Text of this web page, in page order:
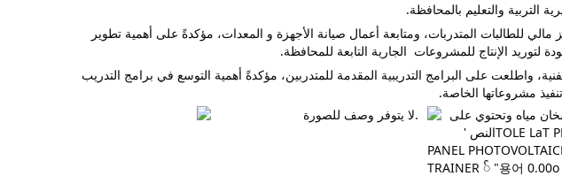
التربية والتعليم بالمحافظة.
لتوريد الإنتاج للمشروعات  الجارية التابعة للمحافظة.
مشروعاتها الخاصة.